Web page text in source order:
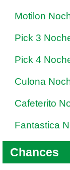
Motilon
Pick 3
Pick 4
Culona
Cafeterito
Fantastica
Chances